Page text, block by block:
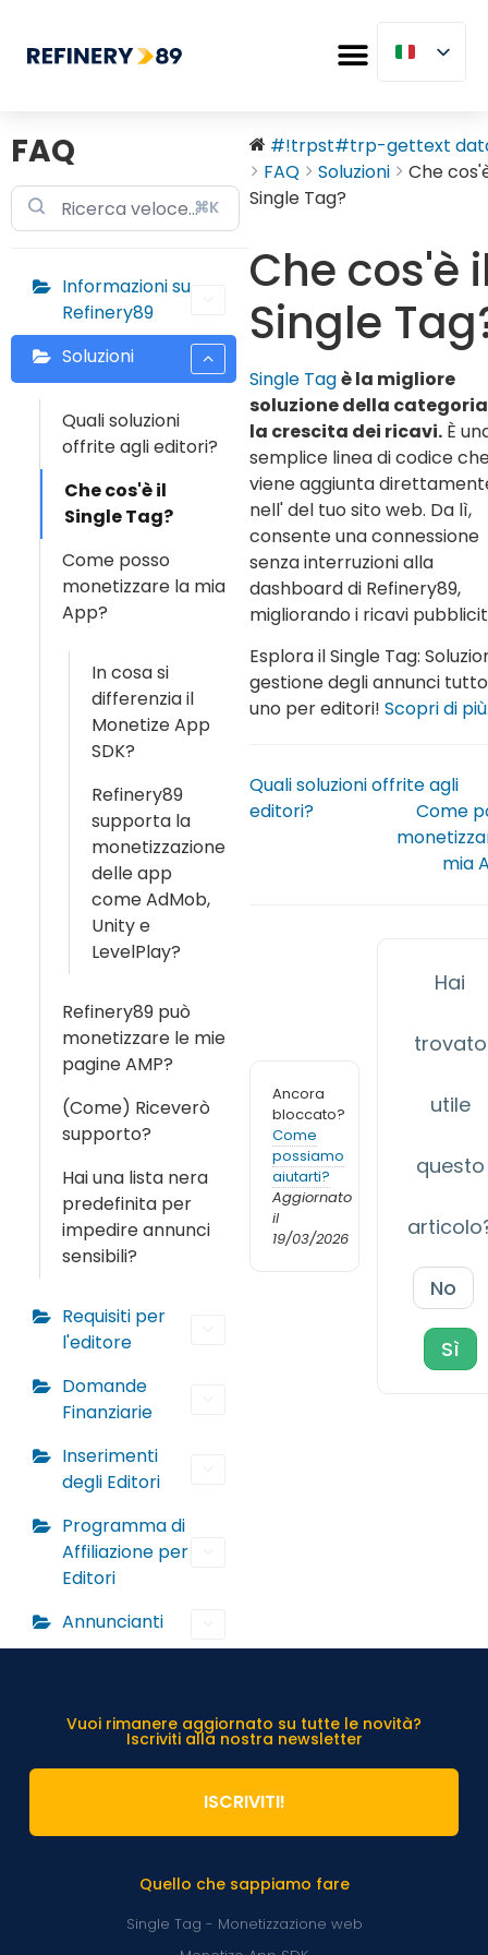
FAQ
⌘K
Informazioni su
Refinery89
Soluzioni
Quali soluzioni
offrite agli editori?
Che cos'è il
Single Tag?
Come posso
monetizzare la mia
App?
In cosa si
differenzia il
Monetize App
SDK?
Refinery89
supporta la
monetizzazione
delle app
come AdMob,
Unity e
LevelPlay?
Refinery89 può
monetizzare le mie
pagine AMP?
(Come) Riceverò
supporto?
Hai una lista nera
predefinita per
impedire annunci
sensibili?
Requisiti per
l'editore
Domande
Finanziarie
Inserimenti
degli Editori
Programma di
Affiliazione per
Editori
Annuncianti
#!trpst#trp-gettext
FAQ
Soluzioni
Che
Single Tag?
Che cos'è
Single
Single Tagè la migliore
soluzione della
la crescita dei ricavi. È
semplice linea di codice
viene aggiunta
nell' del tuo sito web. Da lì,
consente una connessione
senza interruzioni alla
dashboard di Refinery89,
migliorando i ricavi
Esplora il Single Tag:
gestione degli annunci
uno per editori! Scopri di
Quali soluzioni offrite agli
editori?
Come
mia
Ancora
bloccato?
Come
possiamo
aiutarti?
Aggiornato
il
19/03/2026
Hai
trovato
utile
questo
No
Sì
Quello che sappiamo fare
Single Tag - Monetizzazione web
Vuoi rimanere aggiornato su tutte le novità?
Iscriviti alla nostra newsletter
ISCRIVITI!